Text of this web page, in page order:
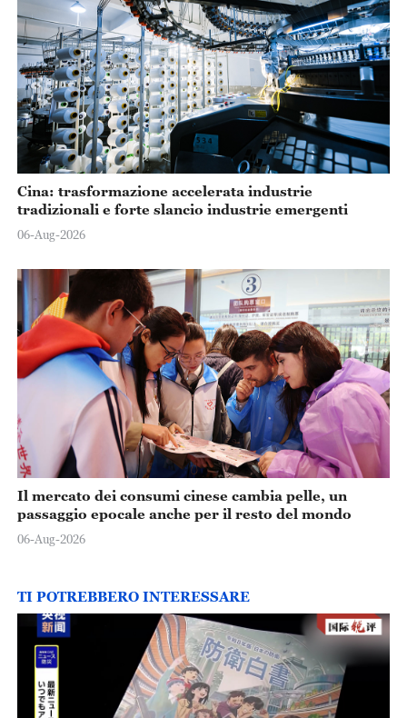
Cina: trasformazione accelerata industrie
tradizionali e forte slancio industrie emergenti
06-Aug-2026
Il mercato dei consumi cinese cambia pelle, un
passaggio epocale anche per il resto del mondo
06-Aug-2026
TI POTREBBERO INTERESSARE